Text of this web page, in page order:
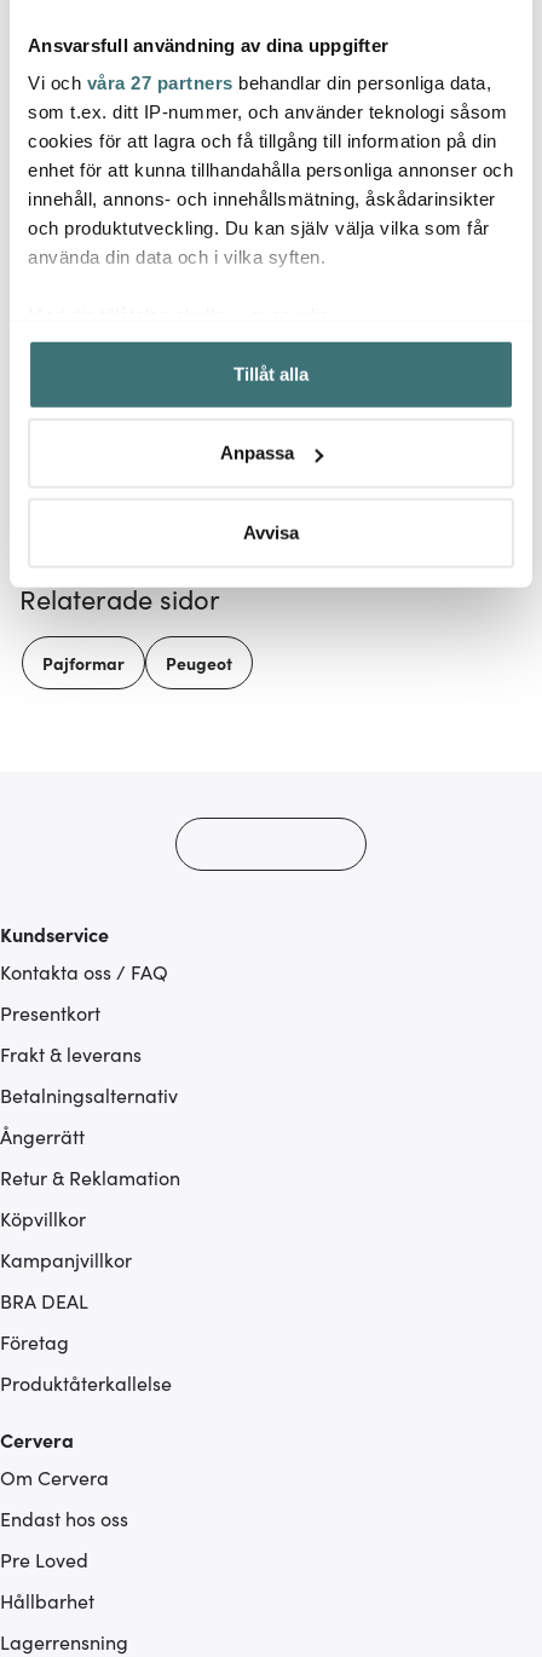
Ansvarsfull användning av dina uppgifter
Vi och våra 27 partners behandlar din personliga data,
som t.ex. ditt IP-nummer, och använder teknologi såsom
cookies för att lagra och få tillgång till information på din
enhet för att kunna tillhandahålla personliga annonser och
innehåll, annons- och innehållsmätning, åskådarinsikter
och produktutveckling. Du kan själv välja vilka som får
använda din data och i vilka syften.
Samla in information om din geografiska plats som
kan ha en noggrannhet på upp till flera meter
Identifiera din enhet genom att aktivt skanna den för
Ta reda på mer om hur dina personliga uppgifter
Du kan ändra eller dra tillbaka ditt samtycke när som
Vi använder cookies för att innehållet och annonserna
ska anpassas efter det som vi tror att du tycker om. Det
gör också att vi kan analysera vår trafik och göra
Tillåt alla
Anpassa
Avvisa
Anders Petter
Steel Essentials rivjärn
fint 31,5 cm stål
229 kr
Peugeot
Paris u'Select Zirlion
saltkvarn 22 cm Bok
850 kr
Line
Låt dig inspireras av våra kunder
Relaterade sidor
Pajformar Peugeot
Kundservice
Kontakta oss / FAQ
Presentkort
Frakt & leverans
Betalningsalternativ
Ångerrätt
Retur & Reklamation
Köpvillkor
Kampanjvillkor
BRA DEAL
Företag
Produktåterkallelse
Cervera
Om Cervera
Endast hos oss
Pre Loved
Hållbarhet
Lagerrensning